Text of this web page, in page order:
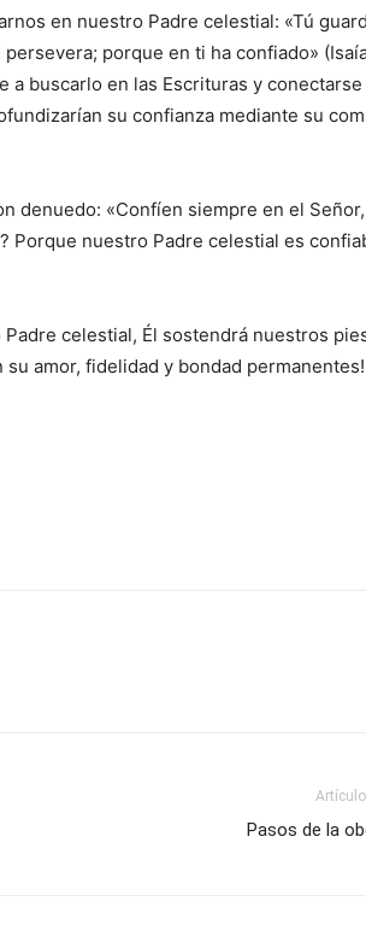
en nuestro Padre celestial: «Tú
porque en ti ha confiado»
buscarlo en las Escrituras y conectarse
su confianza mediante su
denuedo: «Confíen siempre en el Señor,
Porque nuestro Padre celestial es
celestial, Él sostendrá nuestros
amor, fidelidad y bondad permanentes!
Pasos de la